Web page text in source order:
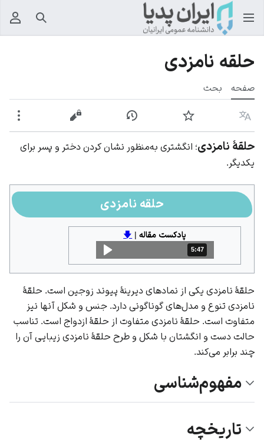
جستجو
حلقه نامزدی
صفحه بحث
زبان پیگیری نمایش تاریخچهنمایش مبدأ
حلقهٔ نامزدی؛ انگشتری به‌منظور نشان کردن دختر و پسر برای
یکدیگر.
حلقه نامزدی
پادکست مقاله|
🡇
مدت: 5 دقیقه و 47 ثانیه
5:47
حلقهٔ نامزدی یکی از نمادهای دیرینهٔ پیوند زوجین است. حلقهٔ
نامزدی تنوع و مدل‌های گوناگونی دارد. جنس و شکل آنها نیز
متفاوت است. حلقهٔ نامزدی متفاوت از حلقهٔ ازدواج است. تناسب
حالت دست و انگشتان با شکل و طرح حلقهٔ نامزدی زیبایی آن را
چند برابر می‌کند.
مفهوم‌شناسی
تاریخچه